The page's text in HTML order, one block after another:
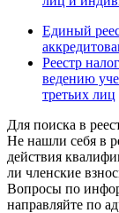
Единый
Реестр
ведению
третьих лиц
Для поиска в
Не нашли себя в
действия
ли членские
Вопросы по
направляйте по